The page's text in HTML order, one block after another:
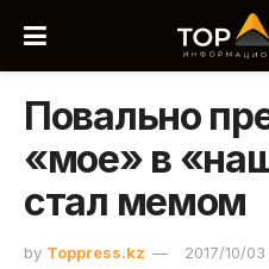
Повально
«мое» в
стал мемом
by Toppress.kz 2017/10/03